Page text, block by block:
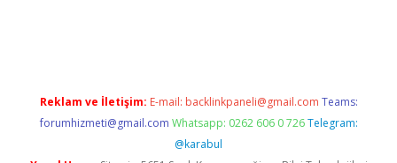
Reklam ve İletişim: E-mail: backlinkpaneli@gmail.com Teams:
forumhizmeti@gmail.com Whatsapp: 0262 606 0 726 Telegram:
@karabul